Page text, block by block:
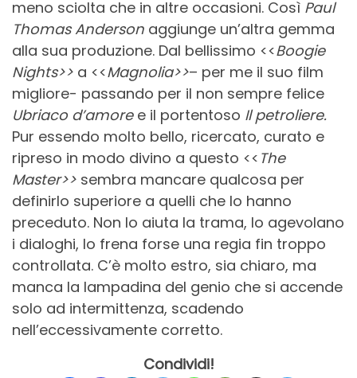
meno sciolta che in altre occasioni. Così Paul
Thomas Anderson aggiunge un’altra gemma
alla sua produzione. Dal bellissimo <<Boogie
Nights>> a <<Magnolia>>– per me il suo film
migliore- passando per il non sempre felice
Ubriaco d’amore e il portentoso Il petroliere.
Pur essendo molto bello, ricercato, curato e
ripreso in modo divino a questo << The
Master>> sembra mancare qualcosa per
definirlo superiore a quelli che lo hanno
preceduto. Non lo aiuta la trama, lo agevolano
i dialoghi, lo frena forse una regia fin troppo
controllata. C’è molto estro, sia chiaro, ma
manca la lampadina del genio che si accende
solo ad intermittenza, scadendo
nell’eccessivamente corretto.
Condividi!